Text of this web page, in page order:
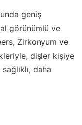
geniş
görünümlü ve
Zirkonyum ve
dişler kişiye
daha